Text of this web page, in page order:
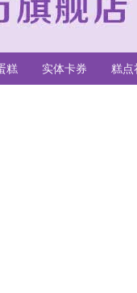
糕 实体卡券 糕点